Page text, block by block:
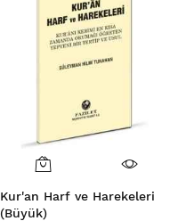
Kur'an Harf ve Harekeleri
(Büyük)